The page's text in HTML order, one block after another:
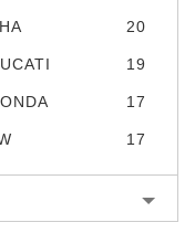
20
19
17
17